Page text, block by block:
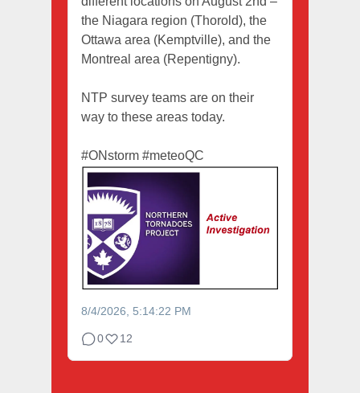
the Niagara region (Thorold), the
Ottawa area (Kemptville), and the
Montreal area (Repentigny).
NTP survey teams are on their
way to these areas today.
#ONstorm #meteoQC
8/4/2026, 5:14:22 PM
0 12